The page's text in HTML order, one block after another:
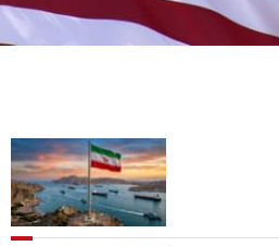
شروط الإسـتخدام
سياسة الخصوصية